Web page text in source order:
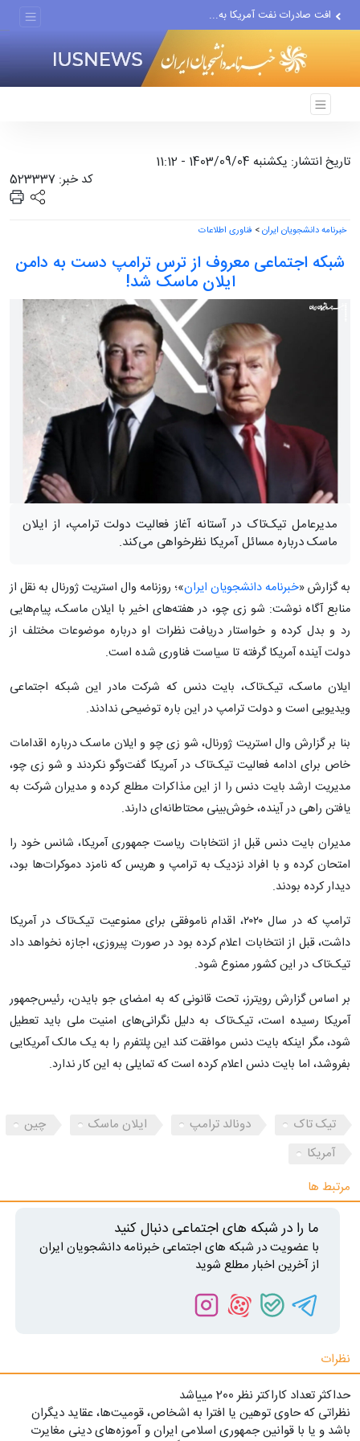
افت صادرات نفت آمریکا به...
انصارالله حمله به یک نفتکش...
حادثه امنیتی دریایی در جنوب...
تاریخ انتشار: یکشنبه 1403/09/04 - 11:12
کد خبر: 523337
خبرنامه دانشجویان ایران> فناوری اطلاعات
شبکه اجتماعی معروف از ترس ترامپ دست به دامن
ایلان ماسک شد!
مدیرعامل تیک‌تاک در آستانه آغاز فعالیت دولت ترامپ، از ایلان
ماسک درباره مسائل آمریکا نظرخواهی می‌کند.
به گزارش «خبرنامه دانشجویان ایران»؛ روزنامه وال استریت ژورنال به نقل از
منابع آگاه نوشت: شو زی چو، در هفته‌های اخیر با ایلان ماسک، پیام‌هایی
رد و بدل کرده و خواستار دریافت نظرات او درباره موضوعات مختلف از
دولت آینده آمریکا گرفته تا سیاست فناوری شده است.
ایلان ماسک، تیک‌تاک، بایت دنس که شرکت مادر این شبکه اجتماعی
ویدیویی است و دولت ترامپ در این باره توضیحی ندادند.
بنا بر گزارش وال استریت ژورنال، شو زی چو و ایلان ماسک درباره اقدامات
خاص برای ادامه فعالیت تیک‌تاک در آمریکا گفت‌وگو نکردند و شو زی چو،
مدیریت ارشد بایت دنس را از این مذاکرات مطلع کرده و مدیران شرکت به
یافتن راهی در آینده، خوش‌بینی محتاطانه‌ای دارند.
مدیران بایت دنس قبل از انتخابات ریاست جمهوری آمریکا، شانس خود را
امتحان کرده و با افراد نزدیک به ترامپ و هریس که نامزد دموکرات‌ها بود،
دیدار کرده بودند.
ترامپ که در سال ۲۰۲۰، اقدام ناموفقی برای ممنوعیت تیک‌تاک در آمریکا
داشت، قبل از انتخابات اعلام کرده بود در صورت پیروزی، اجازه نخواهد داد
تیک‌تاک در این کشور ممنوع شود.
بر اساس گزارش رویترز، تحت قانونی که به امضای جو بایدن، رئیس‌جمهور
آمریکا رسیده است، تیک‌تاک به دلیل نگرانی‌های امنیت ملی باید تعطیل
شود، مگر اینکه بایت دنس موافقت کند این پلتفرم را به یک مالک آمریکایی
بفروشد، اما بایت دنس اعلام کرده است که تمایلی به این کار ندارد.
تیک تاک دونالد ترامپ ایلان ماسک
چین
آمریکا
مرتبط ها
ما را در شبکه های اجتماعی دنبال کنید
با عضویت در شبکه های اجتماعی خبرنامه دانشجویان ایران
از آخرین اخبار مطلع شوید
نظرات
حداکثر تعداد کاراکتر نظر 200 ميياشد
نظراتی که حاوی توهین یا افترا به اشخاص، قومیت‌ها، عقاید دیگران
باشد و یا با قوانین جمهوری اسلامی ایران و آموزه‌های دینی مغایرت